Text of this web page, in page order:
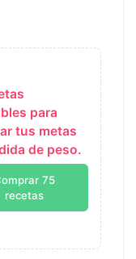
para
tus metas
de peso.
75
recetas